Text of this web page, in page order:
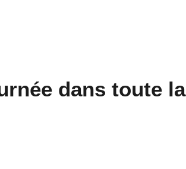
dans toute la